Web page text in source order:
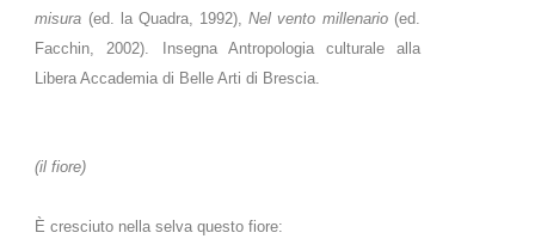
misura (ed. la Quadra, 1992),Nel vento millenario(ed.
Facchin, 2002). Insegna Antropologia culturale alla
Libera Accademia di Belle Arti di Brescia.
(il fiore)
È cresciuto nella selva questo fiore: